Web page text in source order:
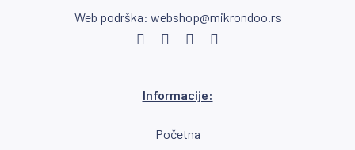
Web podrška: webshop@mikrondoo.rs
Informacije:
Početna